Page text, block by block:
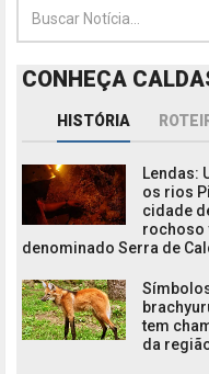
CONHEÇA
HISTÓRIA
Lendas:
os rios
cidade
rochoso
denominado Serra de
tem
da